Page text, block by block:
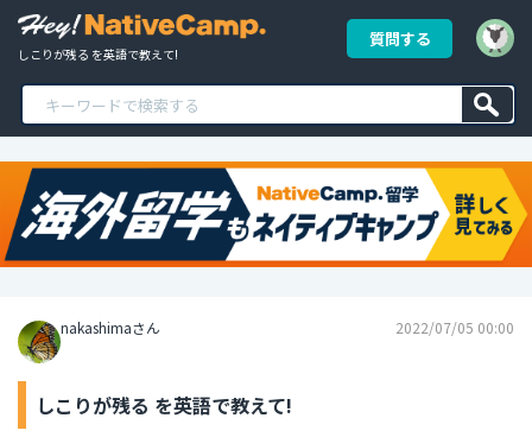
しこりが残る を英語で教えて!
質問する
nakashimaさん 2022/07/05 00:00
しこりが残る を英語で教えて!